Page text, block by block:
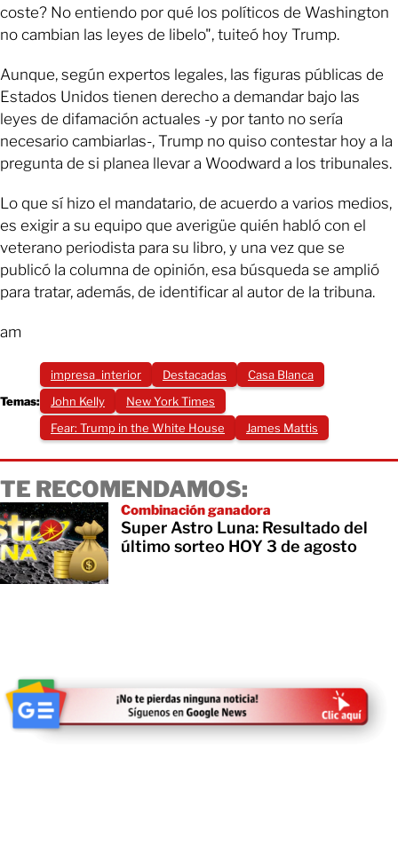
coste? No entiendo por qué los políticos de Washington
no cambian las leyes de libelo", tuiteó hoy Trump.
Aunque, según expertos legales, las figuras públicas de
Estados Unidos tienen derecho a demandar bajo las
leyes de difamación actuales -y por tanto no sería
necesario cambiarlas-, Trump no quiso contestar hoy a la
pregunta de si planea llevar a Woodward a los tribunales.
Lo que sí hizo el mandatario, de acuerdo a varios medios,
es exigir a su equipo que averigüe quién habló con el
veterano periodista para su libro, y una vez que se
publicó la columna de opinión, esa búsqueda se amplió
para tratar, además, de identificar al autor de la tribuna.
am
Temas:
impresa_interior Destacadas
Casa Blanca
John Kelly
New York Times
Fear: Trump in the White House
James Mattis
TE RECOMENDAMOS:
Combinación ganadora
Super Astro Luna: Resultado del
último sorteo HOY 3 de agosto